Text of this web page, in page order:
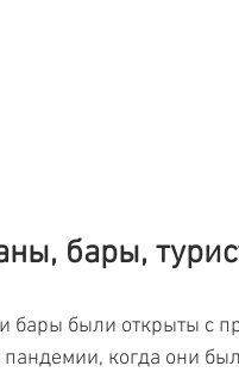
бары,
бары были открыты с
когда они